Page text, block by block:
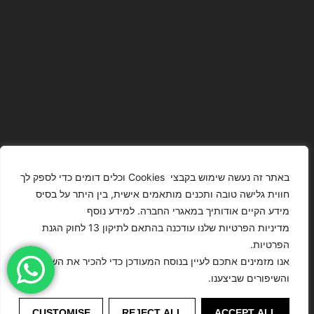
באתר זה נעשה שימוש בקבצי Cookies וכלים דומים כדי לספק לך
חווית גלישה טובה ותכנים מותאמים אישית, בין היתר על בסיס
מידע הקיים אודותיך במאגרי החברה. למידע נוסף
מדיניות הפרטיות שלנו עודכנה בהתאם לתיקון 13 לחוק הגנת
הפרטיות.
אנו מזמינים אתכם לעיין בנוסח המעודכן כדי להכיר את השינויים
והשיפורים שביצענו.
Presented On
This Website
Have Been
Digitally
Enhanced Or
MODELS
הזכויות שמורות
הפרטיות
הצהרת נגישות